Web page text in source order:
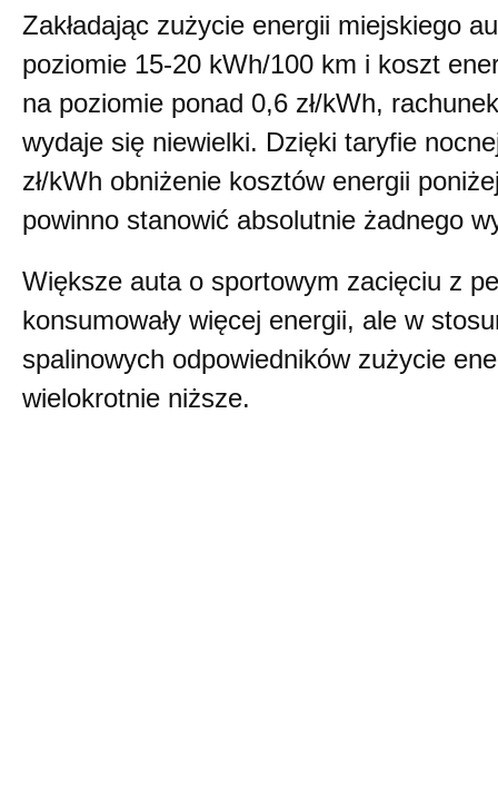
Zakładając zużycie energii miejskiego
poziomie 15-20 kWh/100 km i koszt
na poziomie ponad 0,6 zł/kWh,
wydaje się niewielki. Dzięki taryfie
zł/kWh obniżenie kosztów energii
powinno stanowić absolutnie żadnego
Większe auta o sportowym zacięciu z
konsumowały więcej energii, ale w
spalinowych odpowiedników zużycie
wielokrotnie niższe.